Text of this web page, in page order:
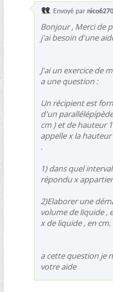
Envoyé par
Bonjour , Merci de
j'ai besoin d'une
J'ai un exercice de
a une question :
Un récipient est
d'un
cm ) et de hauteur
appelle x la
.
1) dans quel
répondu x
2)Elaborer une
volume de liquide ,
x de liquide , en cm.
a cette question je
votre aide